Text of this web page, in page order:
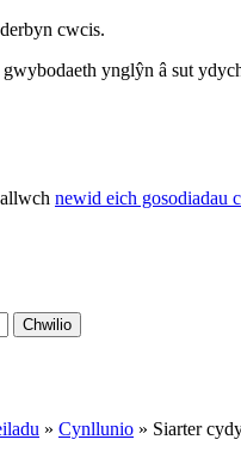
cwcis.
gwybodaeth ynglŷn â sut
newid eich gosodiadau
Chwilio
» Cynllunio » Siarter